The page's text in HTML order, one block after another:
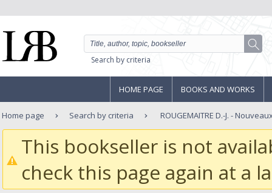
Search by criteria
HOME PAGE BOOKS AND WORKS
Home page Search by criteria ROUGEMAITRE D.-J. -
This bookseller is not
check this page again at a